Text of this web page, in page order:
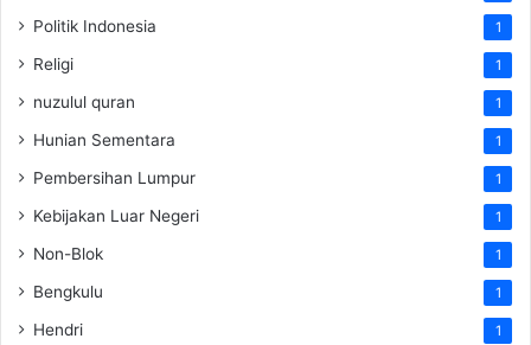
Politik Indonesia 1
Religi 1
nuzulul quran 1
Hunian Sementara 1
Pembersihan Lumpur 1
Kebijakan Luar Negeri 1
Non-Blok 1
Bengkulu 1
Hendri 1